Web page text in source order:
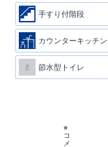
手すり付階段
カウンターキッチン
節水型トイレ
※
コ
メ